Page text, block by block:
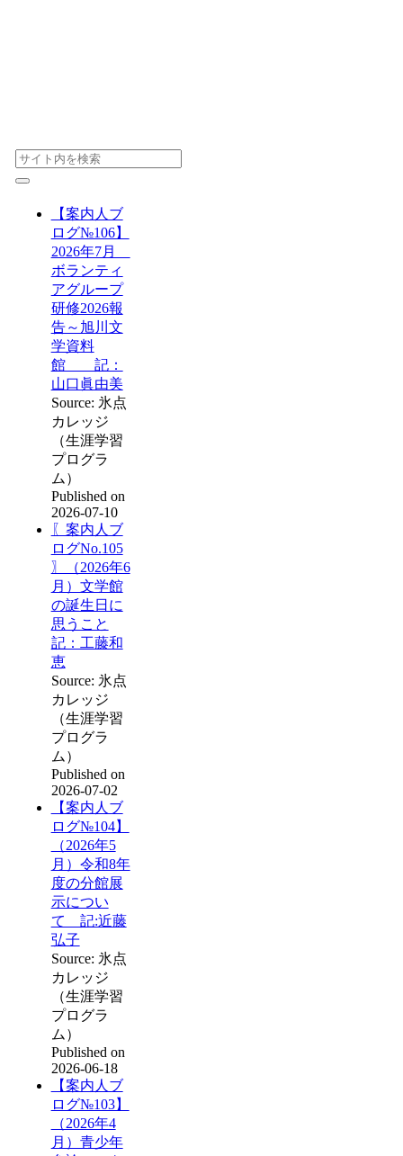
【案内人ブ
ログ№106】
2026年7月
ボランティ
アグループ
研修2026報
告～旭川文
学資料
館 記：
山口眞由美
Source: 氷点
カレッジ
（生涯学習
プログラ
ム）
Published on
2026-07-10
〖案内人ブ
ログNo.105
〗（2026年6
月）文学館
の誕生日に
思うこと
記：工藤和
恵
Source: 氷点
カレッジ
（生涯学習
プログラ
ム）
Published on
2026-07-02
【案内人ブ
ログ№104】
（2026年5
月）令和8年
度の分館展
示につい
て 記:近藤
弘子
Source: 氷点
カレッジ
（生涯学習
プログラ
ム）
Published on
2026-06-18
【案内人ブ
ログ№103】
（2026年4
月）青少年